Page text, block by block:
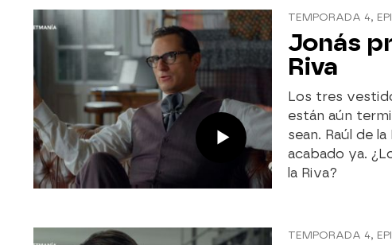
TEMPORADA 4,
Jonás
Riva
Los tres
están aún
sean. Raúl de
acabado ya.
la Riva?
TEMPORADA 4,